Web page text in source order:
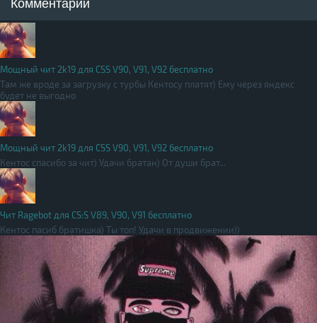
Комментарии
Мощный чит 2k19 для CSS V90, V91, V92 бесплатно
Там же вроде за загрузку с турбы Кентосу платят) Ему через яндекс
будет не выгодно
Мощный чит 2k19 для CSS V90, V91, V92 бесплатно
Кентос спасибо за чит) Удачи братан) От души брат...
Чит Ragebot для CS:S V89, V90, V91 бесплатно
Кентос пасиб братишка) Ты топ! Удачи в продвижении))